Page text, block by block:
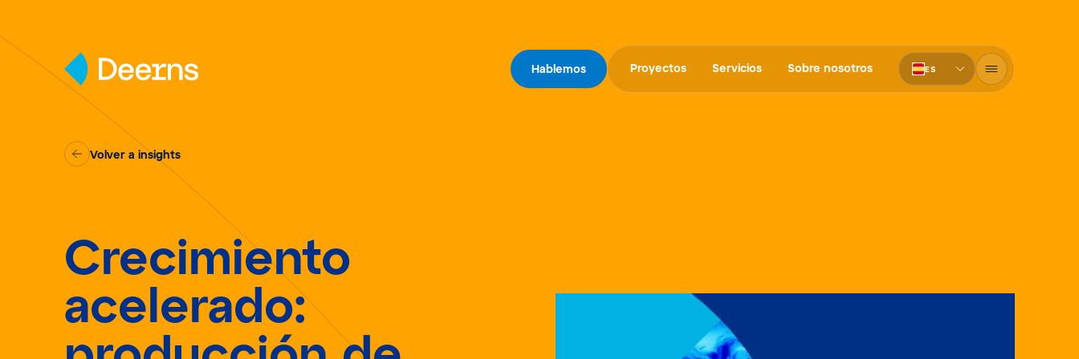
Hablemos Proyectos Servicios Sobre nosotros ES
Volver a insights
Crecimiento
acelerado: